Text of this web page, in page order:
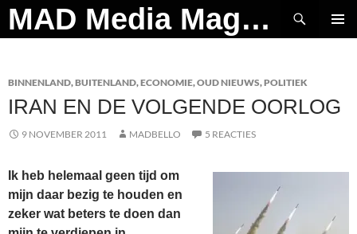
Ga
naar
MAD Media Magazine
Zoeken
BINNENLAND,BUITENLAND,ECONOMIE,OUD NIEUWS,POLITIEK
IRAN EN DE VOLGENDE OORLOG
9 NOVEMBER 2011 MADBELLO 5 REACTIES
Ik heb helemaal geen tijd om
mijn daar bezig te houden en
zeker wat beters te doen dan